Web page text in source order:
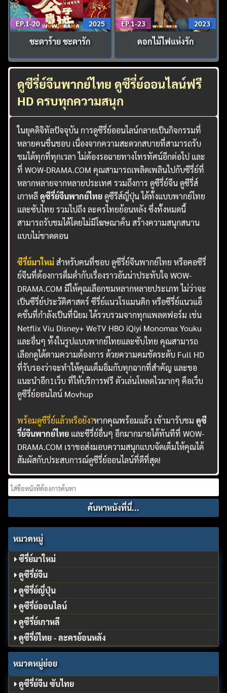
EP.1-20 2025
ชะตาร้าย ชะตารัก
EP.1-23 2023
ดอกไม้ไฟแห่งรัก
ดูซีรี่ย์จีนพากย์ไทย ดูซีรี่ย์ออนไลน์ฟรี
HD ครบทุกความสนุก
ในยุคดิจิทัลปัจจุบัน การดูซีรี่ย์ออนไลน์กลายเป็นกิจกรรมที่
หลายคนชื่นชอบ เนื่องจากความสะดวกสบายที่สามารถรับ
ชมได้ทุกที่ทุกเวลา ไม่ต้องรอฉายทางโทรทัศน์อีกต่อไป และ
ที่ WOW-DRAMA.COM คุณสามารถเพลิดเพลินไปกับซีรี่ย์ที่
หลากหลายจากหลายประเทศ รวมถึงการ ดูซีรี่ย์จีน ดูซีรี่ส์
เกาหลีดูซีรี่ย์จีนพากย์ไทยดูซีรีส์ญี่ปุ่น ได้ทั้งแบบพากย์ไทย
และซับไทย รวมไปถึง ละครไทยย้อนหลัง ซึ่งทั้งหมดนี้
สามารถรับชมได้โดยไม่มีโฆษณาคั่น สร้างความสนุกสนาน
แบบไม่ขาดตอน
ซีรี่ย์มาใหม่ สำหรับคนที่ชอบดูซีรี่ย์จีนพากย์ไทย หรือคอซีรี่
ย์จีนที่ต้องการดื่มด่ำกับเรื่องราวอันน่าประทับใจ WOW-
DRAMA.COM มีให้คุณเลือกชมหลากหลายประเภท ไม่ว่าจะ
เป็นซีรี่ย์ประวัติศาสตร์ ซีรี่ย์แนวโรแมนติก หรือซีรี่ย์แนวแอ็
คชั่นที่กำลังเป็นที่นิยม ได้รวบรวมจากทุกแพลตฟอร์ม เช่น
Netflix Viu Disney+ WeTV HBO iQiyi Monomax Youku
และอื่นๆ ทั้งในรูปแบบพากย์ไทยและซับไทย คุณสามารถ
เลือกดูได้ตามความต้องการ ด้วยความคมชัดระดับ Full HD
ที่รับรองว่าจะทำให้คุณเต็มอิ่มกับทุกฉากที่สำคัญ และขอ
แนะนำอีก1เว็บ ที่ให้บริการฟรี ตัวเล่นโหลดไวมากๆ คือเว็บ
ดูซีรี่ย์ออนไลน์ Movhup
พร้อมดูซีรี่ย์แล้วหรือยัง?หากคุณพร้อมแล้ว เข้ามารับชมดูซี
รี่ย์จีนพากย์ไทย และซีรี่ย์อื่นๆ อีกมากมายได้ทันทีที่ WOW-
DRAMA.COM เราขอส่งมอบความสนุกแบบจัดเต็มให้คุณได้
สัมผัสกับประสบการณ์ดูซีรี่ย์ออนไลน์ที่ดีที่สุด!
Search
for:
หมวดหมู่
ซีรี่ย์มาใหม่
ดูซีรี่ย์จีน
ดูซีรี่ย์ญี่ปุ่น
ดูซีรี่ย์ออนไลน์
ดูซีรี่ย์เกาหลี
ดูซีรี่ย์ไทย - ละครย้อนหลัง
หมวดหมู่ย่อย
ดูซีรี่ย์จีน ซับไทย